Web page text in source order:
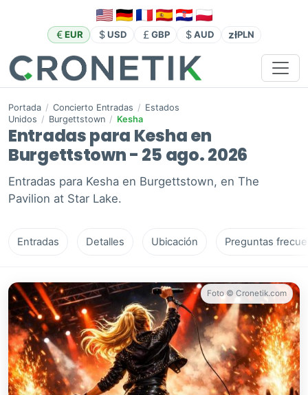
EUR USD GBP AUD złPLN
Portada / Concierto Entradas / Estados
Unidos / Burgettstown / Kesha
Entradas para Kesha en
Burgettstown - 25 ago. 2026
Entradas para Kesha en Burgettstown, en The
Pavilion at Star Lake.
Entradas Detalles Ubicación Preguntas
Foto © Cronetik.com